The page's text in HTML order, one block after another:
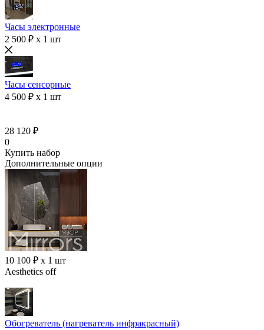
Часы электронные
2 500 ₽ x 1 шт
Часы сенсорные
4 500 ₽ x 1 шт
28 120 ₽
0
Купить набор
Дополнительные опции
10 100 ₽ x 1 шт
Aesthetics off
Обогреватель (нагреватель инфракрасный)